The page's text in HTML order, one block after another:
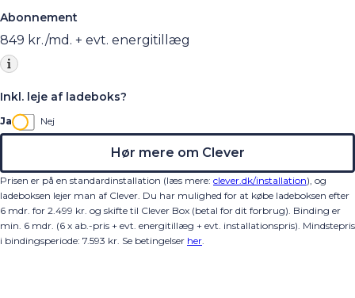
Abonnement
849 kr./md. + evt. energitillæg
Inkl. leje af ladeboks?
Ja Nej
Hør mere om Clever
Prisen er på en standardinstallation (læs mere: clever.dk/installation), og
ladeboksen lejer man af Clever. Du har mulighed for at købe ladeboksen efter
6 mdr. for 2.499 kr. og skifte til Clever Box (betal for dit forbrug). Binding er
min. 6 mdr. (6 x ab.-pris + evt. energitillæg + evt. installationspris). Mindstepris
i bindingsperiode: 7.593 kr. Se betingelser her